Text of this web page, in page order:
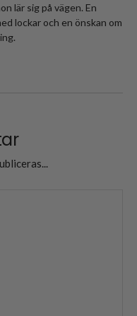
lär sig på vägen. En
lockar och en önskan om